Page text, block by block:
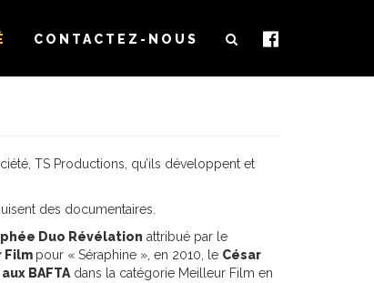
CONTACTEZ-NOUS
TS Productions, qu’ils développent et
des documentaires.
Duo Révélation attribué par le
Film pour « Séraphine », en 2010, le César
BAFTA dans la catégorie Meilleur Film en